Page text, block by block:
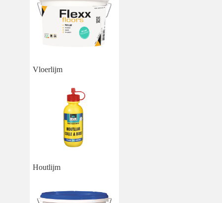
Vloerlijm
Houtlijm